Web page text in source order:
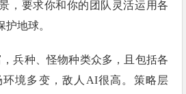
，要求你和你的团队灵活运用各
地球。
兵种、怪物种类众多，且包括各
境多变，敌人AI很高。策略层